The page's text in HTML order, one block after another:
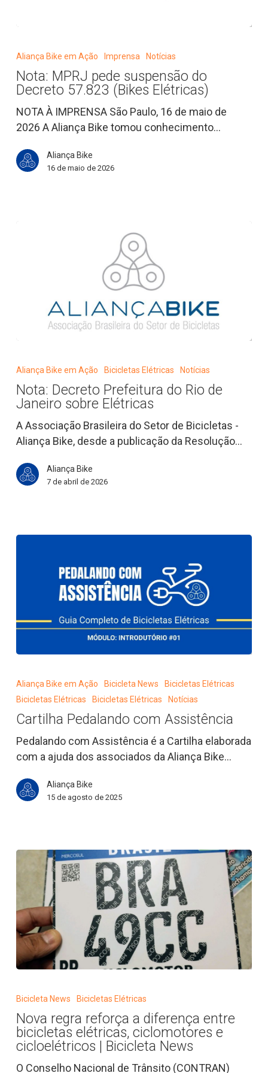
MPRJ
pede
suspensão
do
Decreto
57.823
Elétricas)
Aliança Bike em Ação Imprensa Notícias
Nota: MPRJ pede suspensão do
Decreto 57.823 (Bikes Elétricas)
NOTA À IMPRENSA São Paulo, 16 de maio de
2026 A Aliança Bike tomou conhecimento…
Aliança Bike
16 de maio de 2026
Prefeitura
do
Rio
de
Janeiro
Elétricas
Aliança Bike em Ação Bicicletas Elétricas Notícias
Nota: Decreto Prefeitura do Rio de
Janeiro sobre Elétricas
A Associação Brasileira do Setor de Bicicletas -
Aliança Bike, desde a publicação da Resolução…
Aliança Bike
7 de abril de 2026
Aliança Bike em Ação Bicicleta News
Bicicletas Elétricas
Bicicletas Elétricas
Bicicletas Elétricas Notícias
Cartilha Pedalando com Assistência
Pedalando com Assistência é a Cartilha elaborada
com a ajuda dos associados da Aliança Bike…
Aliança Bike
15 de agosto de 2025
regra
a
diferença
entre
bicicletas
Bicicleta News Bicicletas Elétricas
Nova regra reforça a diferença entre
bicicletas elétricas, ciclomotores e
cicloelétricos | Bicicleta News
O Conselho Nacional de Trânsito (CONTRAN)